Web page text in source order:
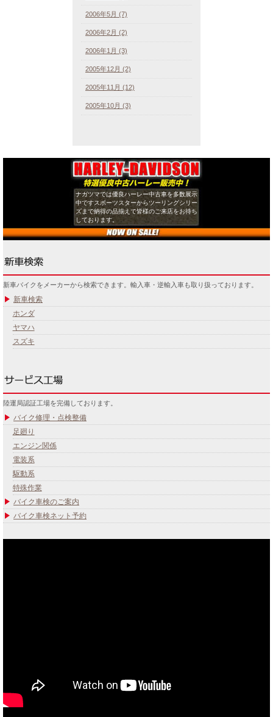
2006年5月 (7)
2006年2月 (2)
2006年1月 (3)
2005年12月 (2)
2005年11月 (12)
2005年10月 (3)
ナガツマでは優良ハーレー中古車を多数展示
中ですスポーツスターからツーリングシリー
ズまで納得の品揃えで皆様のご来店をお待ち
しております。
新車バイクをメーカーから検索できます。輸入車・逆輸入車も取り扱っております。
新車検索
ホンダ
ヤマハ
スズキ
陸運局認証工場を完備しております。
バイク修理・点検整備
足廻り
エンジン関係
電装系
駆動系
特殊作業
バイク車検のご案内
バイク車検ネット予約